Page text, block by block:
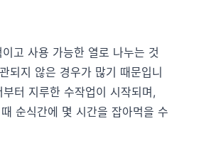
고 사용 가능한 열로 나누는 것
지 않은 경우가 많기 때문입니
터 지루한 수작업이 시작되며,
순식간에 몇 시간을 잡아먹을 수